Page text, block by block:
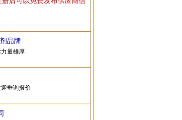
品牌
量雄厚
垂询报价